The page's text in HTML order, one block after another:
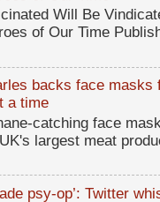
Will Be
of Our Time
backs face
a time
catching face
largest meat
psy-op’: Twitter